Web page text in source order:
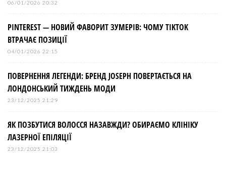
06/01/2026 20:32
PINTEREST — НОВИЙ ФАВОРИТ ЗУМЕРІВ: ЧОМУ TIKTOK
ВТРАЧАЄ ПОЗИЦІЇ
04/01/2026 22:15
ПОВЕРНЕННЯ ЛЕГЕНДИ: БРЕНД JOSEPH ПОВЕРТАЄТЬСЯ НА
ЛОНДОНСЬКИЙ ТИЖДЕНЬ МОДИ
23/12/2025 21:29
ЯК ПОЗБУТИСЯ ВОЛОССЯ НАЗАВЖДИ? ОБИРАЄМО КЛІНІКУ
ЛАЗЕРНОЇ ЕПІЛЯЦІЇ
23/12/2025 21:03